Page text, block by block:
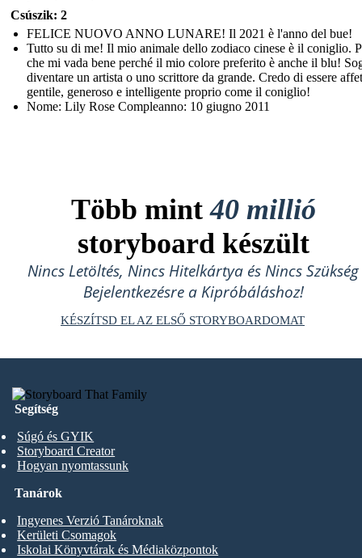
Csúszik: 2
FELICE NUOVO ANNO LUNARE! Il 2021 è l'anno del bue!
Tutto su di me! Il mio animale dello zodiaco cinese è il coniglio.
che mi vada bene perché il mio colore preferito è anche il blu!
diventare un artista o uno scrittore da grande. Credo di essere
gentile, generoso e intelligente proprio come il coniglio!
Nome: Lily Rose Compleanno: 10 giugno 2011
Több mint40 millió
storyboard készült
Nincs Letöltés, Nincs Hitelkártya és Nincs Szükség
Bejelentkezésre a Kipróbáláshoz!
KÉSZÍTSD EL AZ ELSŐ STORYBOARDOMAT
Segítség
Súgó és GYIK
Storyboard Creator
Hogyan nyomtassunk
Tanárok
Ingyenes Verzió Tanároknak
Kerületi Csomagok
Iskolai Könyvtárak és Médiaközpontok